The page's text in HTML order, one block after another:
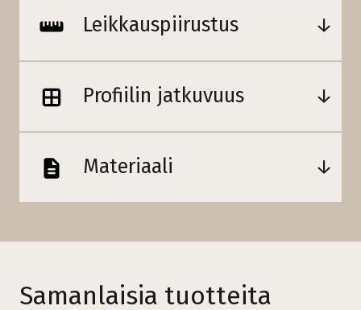
Leikkauspiirustus
Profiilin jatkuvuus
Materiaali
Samanlaisia tuotteita